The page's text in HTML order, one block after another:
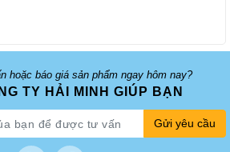
hoặc báo giá sản phẩm ngay hôm nay?
TY HẢI MINH GIÚP BẠN
Gửi yêu cầu